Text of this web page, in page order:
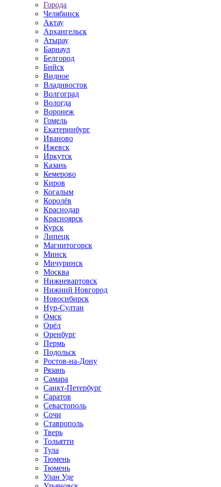
Города
Челябинск
Актау
Архангельск
Атырау
Барнаул
Белгород
Бийск
Видное
Владивосток
Волгоград
Вологда
Воронеж
Гомель
Екатеринбург
Иваново
Ижевск
Иркутск
Казань
Кемерово
Киров
Когалым
Королёв
Краснодар
Красноярск
Курск
Липецк
Магнитогорск
Минск
Мичуринск
Москва
Нижневартовск
Нижний Новгород
Новосибирск
Нур-Султан
Омск
Орёл
Оренбург
Пермь
Подольск
Ростов-на-Дону
Рязань
Самара
Санкт-Петербург
Саратов
Севастополь
Сочи
Ставрополь
Тверь
Тольятти
Тула
Тюмень
Тюмень
Улан Уде